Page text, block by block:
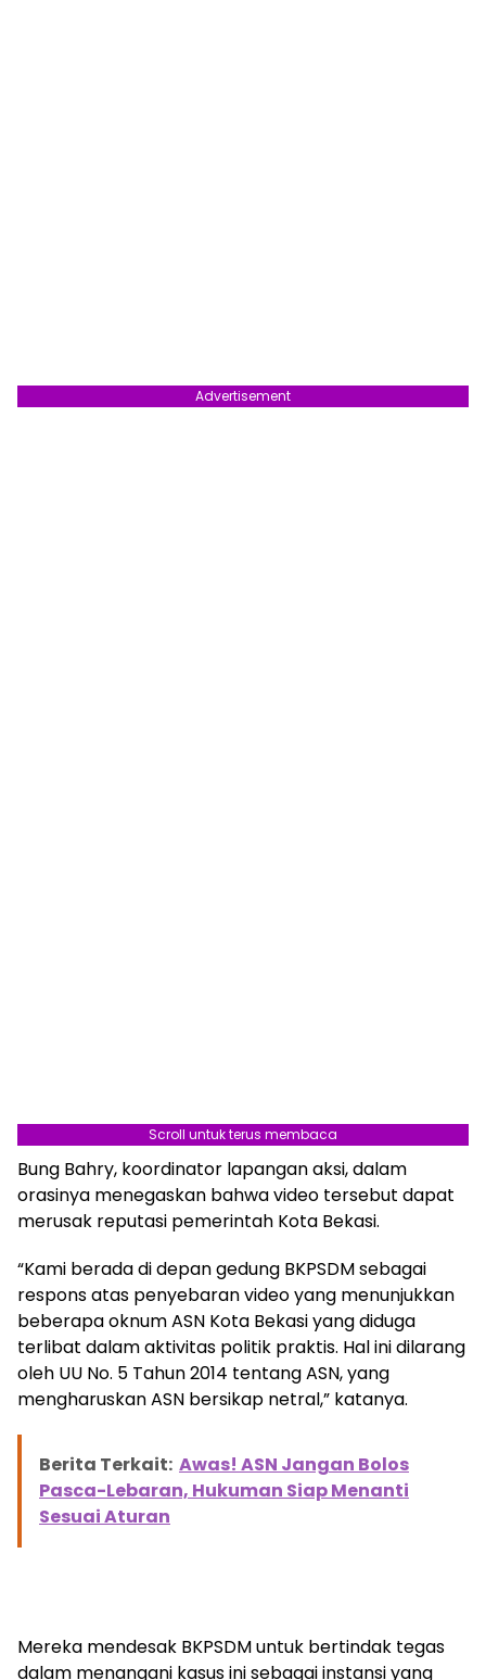
Advertisement
Scroll untuk terus membaca
Bung Bahry, koordinator lapangan aksi, dalam
orasinya menegaskan bahwa video tersebut dapat
merusak reputasi pemerintah Kota Bekasi.
“Kami berada di depan gedung BKPSDM sebagai
respons atas penyebaran video yang menunjukkan
beberapa oknum ASN Kota Bekasi yang diduga
terlibat dalam aktivitas politik praktis. Hal ini dilarang
oleh UU No. 5 Tahun 2014 tentang ASN, yang
mengharuskan ASN bersikap netral,” katanya.
Berita Terkait: Awas! ASN Jangan Bolos
Pasca-Lebaran, Hukuman Siap Menanti
Sesuai Aturan
Mereka mendesak BKPSDM untuk bertindak tegas
dalam menangani kasus ini sebagai instansi yang